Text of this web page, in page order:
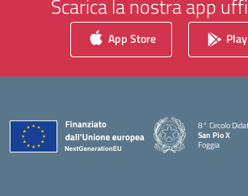
Scarica la nostra app
App Store
8° Circolo
San Pio X
Foggia
— Visita la